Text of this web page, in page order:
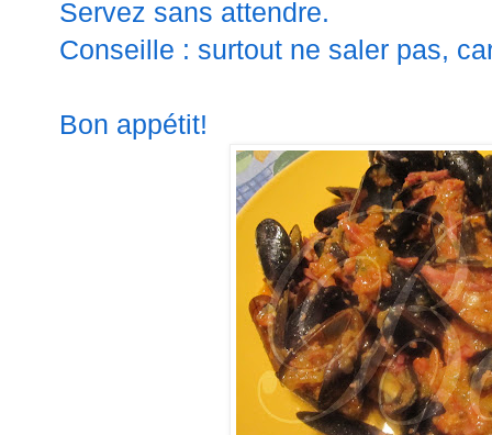
Servez sans attendre.
Conseille : surtout ne saler pas,
Bon appétit!